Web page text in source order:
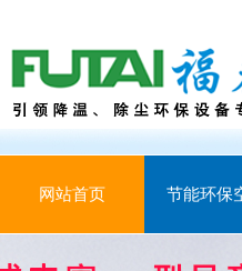
网站首页 节能环保